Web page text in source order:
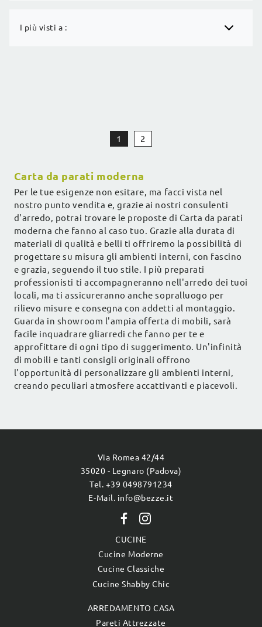
I più visti a :
1 2
Carta da parati moderna
Per le tue esigenze non esitare, ma facci vista nel
nostro punto vendita e, grazie ai nostri consulenti
d'arredo, potrai trovare le proposte di Carta da parati
moderna che fanno al caso tuo. Grazie alla durata di
materiali di qualità e belli ti offriremo la possibilità di
progettare su misura gli ambienti interni, con fascino
e grazia, seguendo il tuo stile. I più preparati
professionisti ti accompagneranno nell'arredo dei tuoi
locali, ma ti assicureranno anche sopralluogo per
rilievo misure e consegna con addetti al montaggio.
Guarda in showroom l'ampia offerta di mobili, sarà
facile inquadrare gliarredi che fanno per te e
approfittare di ogni tipo di suggerimento. Un'infinità
di mobili e tanti consigli originali offrono
l'opportunità di personalizzare gli ambienti interni,
creando peculiari atmosfere accattivanti e piacevoli.
Via Romea 42/44
35020 - Legnaro (Padova)
Tel. +39 0498791234
E-Mail. info@bezze.it
CUCINE
Cucine Moderne
Cucine Classiche
Cucine Shabby Chic
ARREDAMENTO CASA
Pareti Attrezzate